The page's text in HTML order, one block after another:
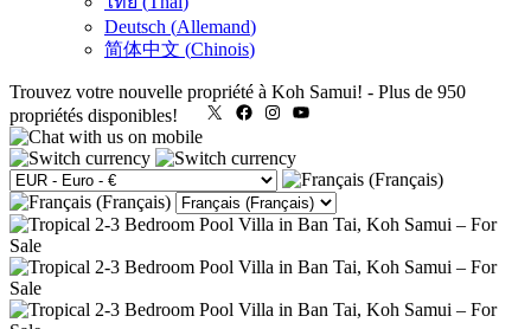
Deutsch (Allemand)
简体中文 (Chinois)
Trouvez votre nouvelle propriété à Koh Samui! - Plus de 950
propriétés disponibles!
X FacebookInstagram